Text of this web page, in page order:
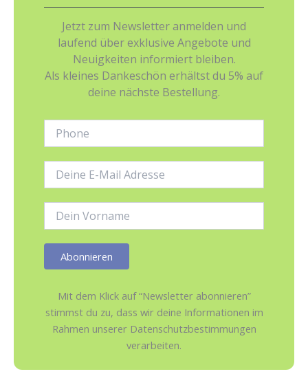
Jetzt zum Newsletter anmelden und
laufend über exklusive Angebote und
Neuigkeiten informiert bleiben.
Als kleines Dankeschön erhältst du 5% auf
deine nächste Bestellung.
Mail-
Mit dem Klick auf “Newsletter abonnieren”
stimmst du zu, dass wir deine Informationen im
Rahmen unserer Datenschutzbestimmungen
verarbeiten.